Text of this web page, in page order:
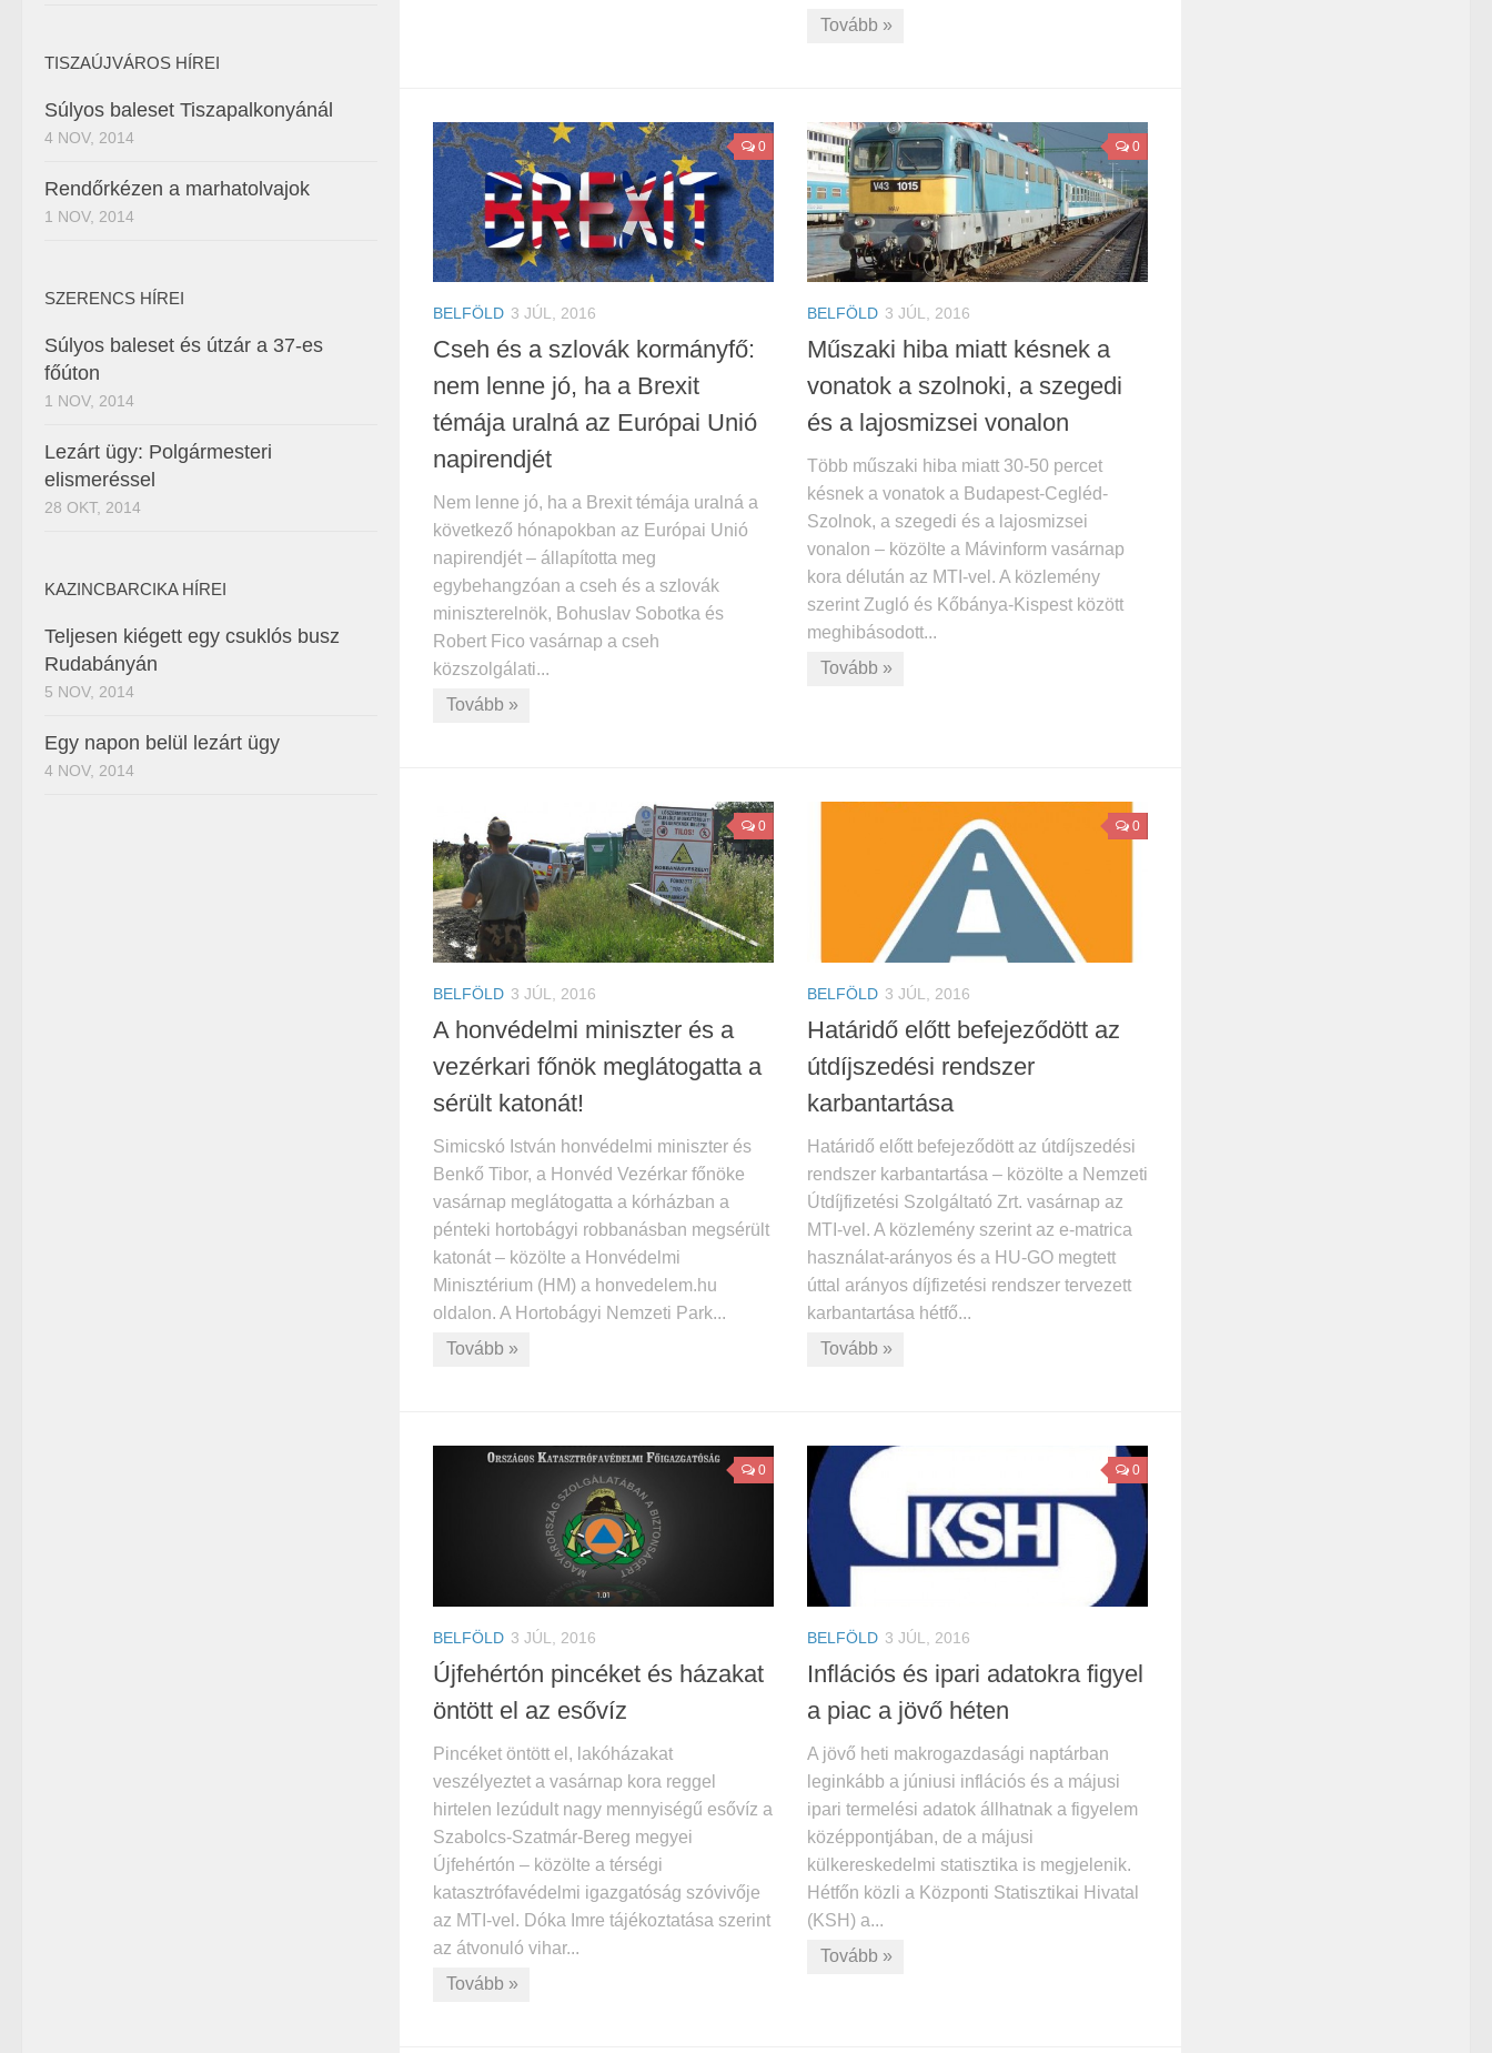
Tovább »
0
BELFÖLD 3 JÚL, 2016
Cseh és a szlovák kormányfő:
nem lenne jó, ha a Brexit
témája uralná az Európai Unió
napirendjét
Nem lenne jó, ha a Brexit témája uralná a
következő hónapokban az Európai Unió
napirendjét – állapította meg
egybehangzóan a cseh és a szlovák
miniszterelnök, Bohuslav Sobotka és
Robert Fico vasárnap a cseh
közszolgálati...
Tovább »
0
BELFÖLD 3 JÚL, 2016
Műszaki hiba miatt késnek a
vonatok a szolnoki, a szegedi
és a lajosmizsei vonalon
Több műszaki hiba miatt 30-50 percet
késnek a vonatok a Budapest-Cegléd-
Szolnok, a szegedi és a lajosmizsei
vonalon – közölte a Mávinform vasárnap
kora délután az MTI-vel. A közlemény
szerint Zugló és Kőbánya-Kispest között
meghibásodott...
Tovább »
0
BELFÖLD 3 JÚL, 2016
A honvédelmi miniszter és a
vezérkari főnök meglátogatta a
sérült katonát!
Simicskó István honvédelmi miniszter és
Benkő Tibor, a Honvéd Vezérkar főnöke
vasárnap meglátogatta a kórházban a
pénteki hortobágyi robbanásban megsérült
katonát – közölte a Honvédelmi
Minisztérium (HM) a honvedelem.hu
oldalon. A Hortobágyi Nemzeti Park...
Tovább »
0
BELFÖLD 3 JÚL, 2016
Határidő előtt befejeződött az
útdíjszedési rendszer
karbantartása
Határidő előtt befejeződött az útdíjszedési
rendszer karbantartása – közölte a Nemzeti
Útdíjfizetési Szolgáltató Zrt. vasárnap az
MTI-vel. A közlemény szerint az e-matrica
használat-arányos és a HU-GO megtett
úttal arányos díjfizetési rendszer tervezett
karbantartása hétfő...
Tovább »
0
BELFÖLD 3 JÚL, 2016
Újfehértón pincéket és házakat
öntött el az esővíz
Pincéket öntött el, lakóházakat
veszélyeztet a vasárnap kora reggel
hirtelen lezúdult nagy mennyiségű esővíz a
Szabolcs-Szatmár-Bereg megyei
Újfehértón – közölte a térségi
katasztrófavédelmi igazgatóság szóvivője
az MTI-vel. Dóka Imre tájékoztatása szerint
az átvonuló vihar...
Tovább »
0
BELFÖLD 3 JÚL, 2016
Inflációs és ipari adatokra figyel
a piac a jövő héten
A jövő heti makrogazdasági naptárban
leginkább a júniusi inflációs és a májusi
ipari termelési adatok állhatnak a figyelem
középpontjában, de a májusi
külkereskedelmi statisztika is megjelenik.
Hétfőn közli a Központi Statisztikai Hivatal
(KSH) a...
Tovább »
TISZAÚJVÁROS HÍREI
Súlyos baleset Tiszapalkonyánál
4 NOV, 2014
Rendőrkézen a marhatolvajok
1 NOV, 2014
SZERENCS HÍREI
Súlyos baleset és útzár a 37-es
főúton
1 NOV, 2014
Lezárt ügy: Polgármesteri
elismeréssel
28 OKT, 2014
KAZINCBARCIKA HÍREI
Teljesen kiégett egy csuklós busz
Rudabányán
5 NOV, 2014
Egy napon belül lezárt ügy
4 NOV, 2014